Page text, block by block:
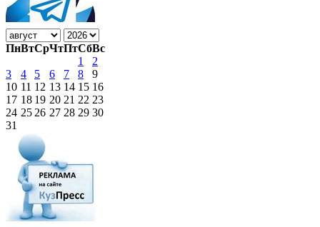
ПнВтСрЧтПтСбВс
1
2
3
4 5 6 7 8
9
10 11 12 13 14 15 16
17 18 19 20 21 22 23
24 25 26 27 28 29 30
31